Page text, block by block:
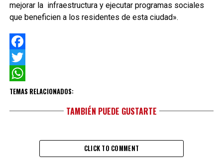
mejorar la infraestructura y ejecutar programas sociales
que beneficien a los residentes de esta ciudad».
Facebook
Twitter
WhatsApp
TEMAS RELACIONADOS:
TAMBIÉN PUEDE GUSTARTE
CLICK TO COMMENT